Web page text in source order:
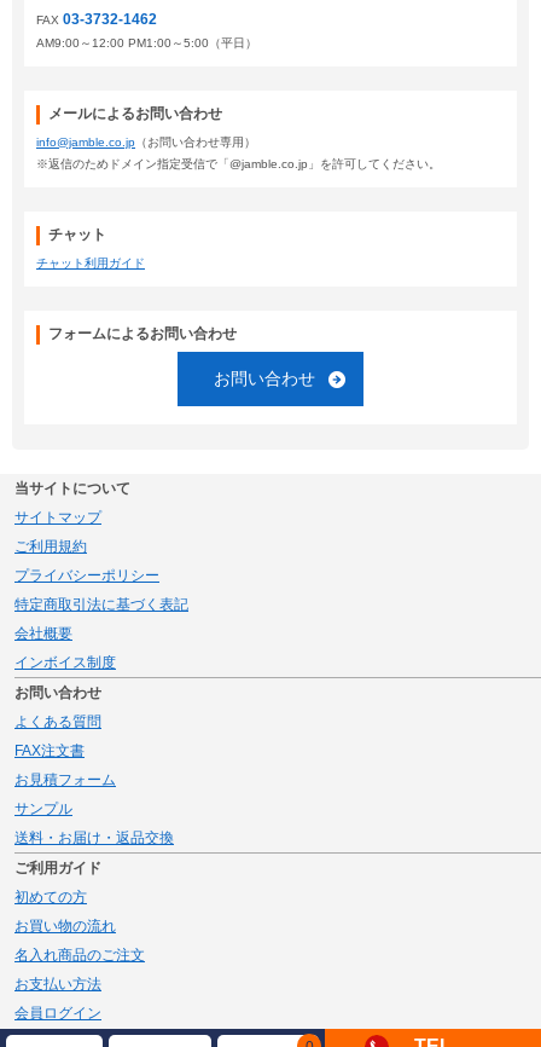
FAX 03-3732-1462
AM9:00～12:00 PM1:00～5:00（平日）
メールによるお問い合わせ
info@jamble.co.jp （お問い合わせ専用）
※返信のためドメイン指定受信で「@jamble.co.jp」を許可してください。
チャット
チャット利用ガイド
フォームによるお問い合わせ
お問い合わせ
当サイトについて
サイトマップ
ご利用規約
プライバシーポリシー
特定商取引法に基づく表記
会社概要
インボイス制度
お問い合わせ
よくある質問
FAX注文書
お見積フォーム
サンプル
送料・お届け・返品交換
ご利用ガイド
初めての方
お買い物の流れ
名入れ商品のご注文
お支払い方法
会員ログイン
メルマガ登録